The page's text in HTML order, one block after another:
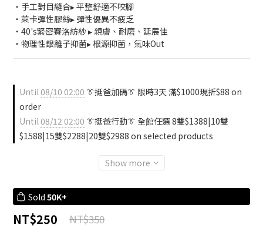
・手工對目縫合▸ 平整舒適不咬腳
・萊卡彈性膠絲▸ 彈性優異不疲乏
・40's緊密賽洛紡紗 ▸ 親膚、耐磨、延展佳
・物理性銀離子抑菌▸ 根源抑菌，氣味Out
Until08/10 02:00 👔挺爸加碼👔 限時3天 滿$1000現折$88 on
order
Until08/12 02:00 👔挺爸行動👔 全館任選 8雙$1388|10雙
$1588|15雙$2288|20雙$2988 on selected products
Show more
Sold 50K+
NT$250 NT$350